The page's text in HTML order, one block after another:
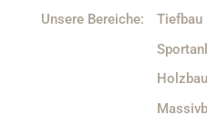
Unsere Bereiche:
Tiefbau
Holzbau